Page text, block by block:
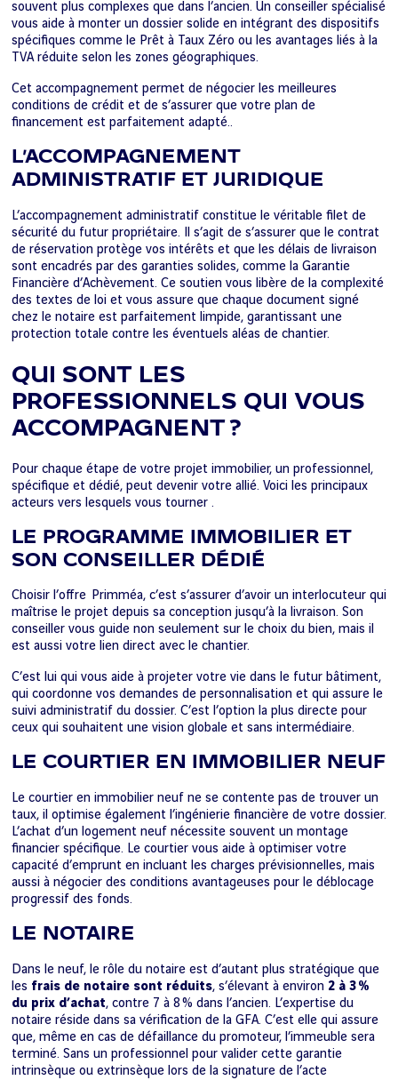
souvent plus complexes que dans l’ancien. Un conseiller spécialisé
vous aide à monter un dossier solide en intégrant des dispositifs
spécifiques comme le Prêt à Taux Zéro ou les avantages liés à la
TVA réduite selon les zones géographiques.
Cet accompagnement permet de négocier les meilleures
conditions de crédit et de s’assurer que votre plan de
financement est parfaitement adapté..
L’ACCOMPAGNEMENT
ADMINISTRATIF ET JURIDIQUE
L’accompagnement administratif constitue le véritable filet de
sécurité du futur propriétaire. Il s’agit de s’assurer que le contrat
de réservation protège vos intérêts et que les délais de livraison
sont encadrés par des garanties solides, comme la Garantie
Financière d’Achèvement. Ce soutien vous libère de la complexité
des textes de loi et vous assure que chaque document signé
chez le notaire est parfaitement limpide, garantissant une
protection totale contre les éventuels aléas de chantier.
QUI SONT LES
PROFESSIONNELS QUI VOUS
ACCOMPAGNENT ?
Pour chaque étape de votre projet immobilier, un professionnel,
spécifique et dédié, peut devenir votre allié. Voici les principaux
acteurs vers lesquels vous tourner .
LE PROGRAMME IMMOBILIER ET
SON CONSEILLER DÉDIÉ
Choisir l’offre Primméa, c’est s’assurer d’avoir un interlocuteur qui
maîtrise le projet depuis sa conception jusqu’à la livraison. Son
conseiller vous guide non seulement sur le choix du bien, mais il
est aussi votre lien direct avec le chantier.
C’est lui qui vous aide à projeter votre vie dans le futur bâtiment,
qui coordonne vos demandes de personnalisation et qui assure le
suivi administratif du dossier. C’est l’option la plus directe pour
ceux qui souhaitent une vision globale et sans intermédiaire.
LE COURTIER EN IMMOBILIER NEUF
Le courtier en immobilier neuf ne se contente pas de trouver un
taux, il optimise également l’ingénierie financière de votre dossier.
L’achat d’un logement neuf nécessite souvent un montage
financier spécifique. Le courtier vous aide à optimiser votre
capacité d’emprunt en incluant les charges prévisionnelles, mais
aussi à négocier des conditions avantageuses pour le déblocage
progressif des fonds.
LE NOTAIRE
Dans le neuf, le rôle du notaire est d’autant plus stratégique que
les frais de notaire sont réduits, s’élevant à environ 2 à 3 %
du prix d’achat, contre 7 à 8 % dans l’ancien. L’expertise du
notaire réside dans sa vérification de la GFA. C’est elle qui assure
que, même en cas de défaillance du promoteur, l’immeuble sera
terminé. Sans un professionnel pour valider cette garantie
intrinsèque ou extrinsèque lors de la signature de l’acte